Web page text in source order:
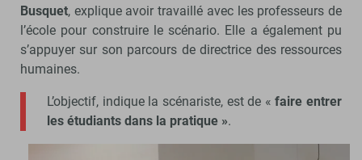
Busquet, explique avoir travaillé avec les professeurs de
l’école pour construire le scénario. Elle a également pu
s’appuyer sur son parcours de directrice des ressources
humaines.
L’objectif, indique la scénariste, est de «faire entrer
les étudiants dans la pratique ».